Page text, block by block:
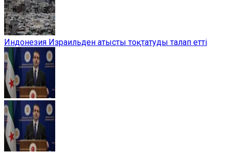
Индонезия Израильден атысты тоқтатуды талап етті